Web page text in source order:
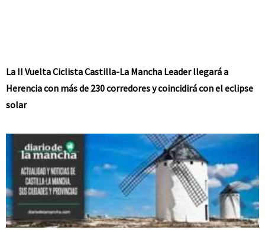
La II Vuelta Ciclista Castilla-La Mancha Leader llegará a
Herencia con más de 230 corredores y coincidirá con el eclipse
solar